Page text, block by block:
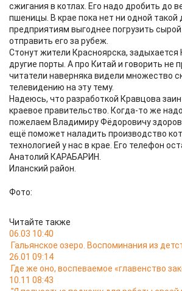
сжигания в котлах. Его надо дробить до
пшеницы. В крае пока нет ни одной
предприятиям выгоднее погрузить сырой
отправить его за рубеж.
Стонут жители Красноярска, задыхается
другие порты. А про Китай и говорить не
читатели наверняка видели множество
телевидению на эту тему.
Надеюсь, что разработкой Кравцова
краевое правительство. Когда-то же
пожелаем Владимиру Фёдоровичу
ещё поможет наладить производство
технологией у нас в крае. Его телефон
Анатолий КАРАБАРИН.
Иланский район.
Фото:
Читайте также
06.03 10:40
Гальянское озеро. Воспоминания из
26.01 09:14
Где же оно, воспеваемое «главенство
10.11 08:43